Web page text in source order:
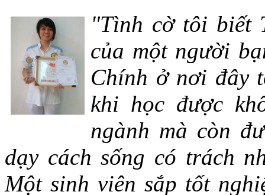
"Tình cờ tôi biết
của một người
Chính ở nơi đây
khi học được
ngành mà còn
dạy cách sống có trách
Một sinh viên sắp tốt